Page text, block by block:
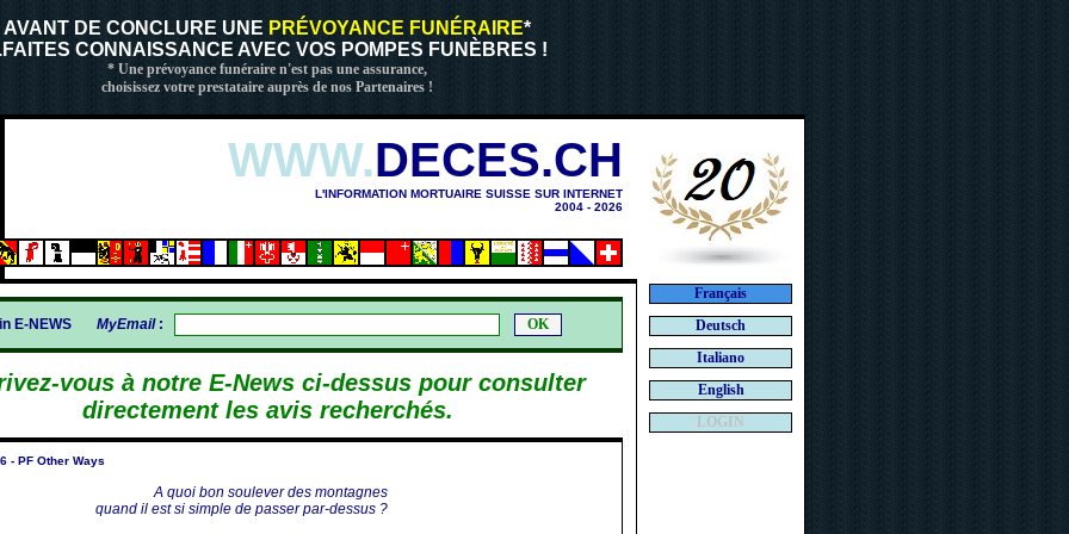
AVANT DE CONCLURE UNE PRÉVOYANCE FUNÉRAIRE*
CONNAISSANCE AVEC VOS POMPES FUNÈBRES !
* Une prévoyance funéraire n'est pas une assurance,
choisissez votre prestataire auprès de nos Partenaires !
WWW.DECES.CH
L'INFORMATION MORTUAIRE SUISSE SUR INTERNET
2004 - 2026
E-NEWS MyEmail:
vous à notre E-News ci-dessus pour consulter
directement les avis recherchés.
- PF Other Ways
A quoi bon soulever des montagnes
quand il est si simple de passer par-dessus ?
Français
Deutsch
Italiano
English
LOGIN